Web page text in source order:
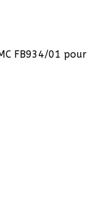
FB934/01 pour